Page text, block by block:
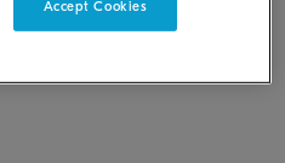
リティ対策等をはじ
Accept Cookies